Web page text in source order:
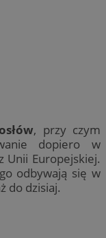
, przy czym
dopiero w
Unii Europejskiej.
odbywają się w
do dzisiaj.